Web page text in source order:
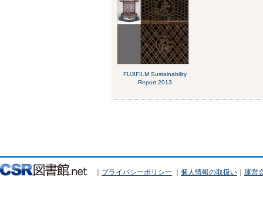
FUJIFILM Sustainability
Report 2013
｜ プライバシーポリシー ｜ 個人情報の取扱い ｜ 運営